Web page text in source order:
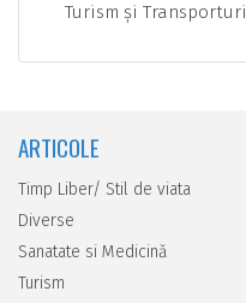
Turism şi Transporturi
ARTICOLE
Timp Liber/ Stil de viata
Diverse
Sanatate si Medicină
Turism